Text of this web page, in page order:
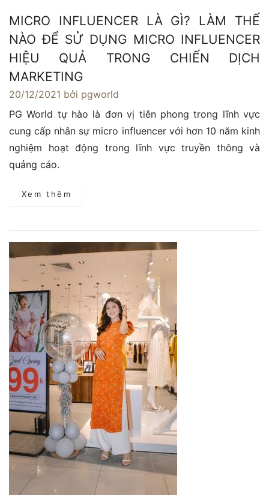
MICRO INFLUENCER LÀ GÌ? LÀM THẾ
NÀO ĐỂ SỬ DỤNG MICRO INFLUENCER
HIỆU QUẢ TRONG CHIẾN DỊCH
MARKETING
20/12/2021 bởi pgworld
PG World tự hào là đơn vị tiên phong trong lĩnh vực
cung cấp nhân sự micro influencer với hơn 10 năm kinh
nghiệm hoạt động trong lĩnh vực truyền thông và
quảng cáo.
Xem thêm